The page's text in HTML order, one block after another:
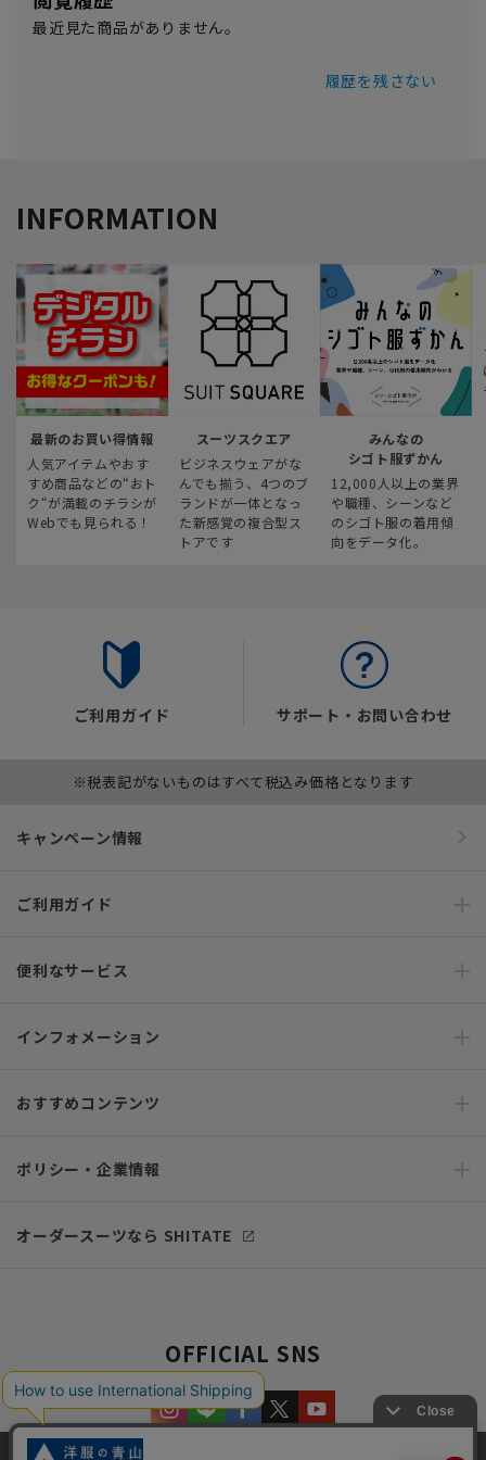
最近見た商品がありません。
履歴を残さない
INFORMATION
最新のお買い得情報
人気アイテムやおす
すめ商品などの“おト
ク“が満載のチラシが
Webでも見られる！
スーツスクエア
ビジネスウェアがな
んでも揃う、4つのブ
ランドが一体となっ
た新感覚の複合型ス
トアです
みんなの
シゴト服ずかん
12,000人以上の業界
や職種、シーンなど
のシゴト服の着用傾
向をデータ化。
ご利用ガイド サポート・お問い合わせ
※税表記がないものはすべて税込み価格となります
キャンペーン情報
ご利用ガイド
便利なサービス
インフォメーション
おすすめコンテンツ
ポリシー・企業情報
オーダースーツなら SHITATE
OFFICIAL SNS